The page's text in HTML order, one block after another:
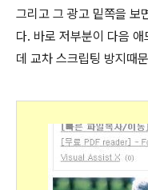
그리고 그 광고 밑쪽을 보
다. 바로 저부분이 다음
데 교차 스크립팅 방지때